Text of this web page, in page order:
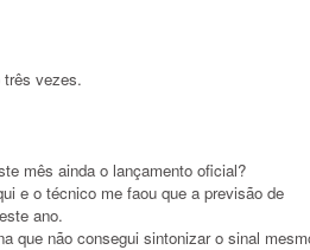
vezes.
mês ainda o lançamento oficial?
e o técnico me faou que a previsão de
ano.
que não consegui sintonizar o sinal